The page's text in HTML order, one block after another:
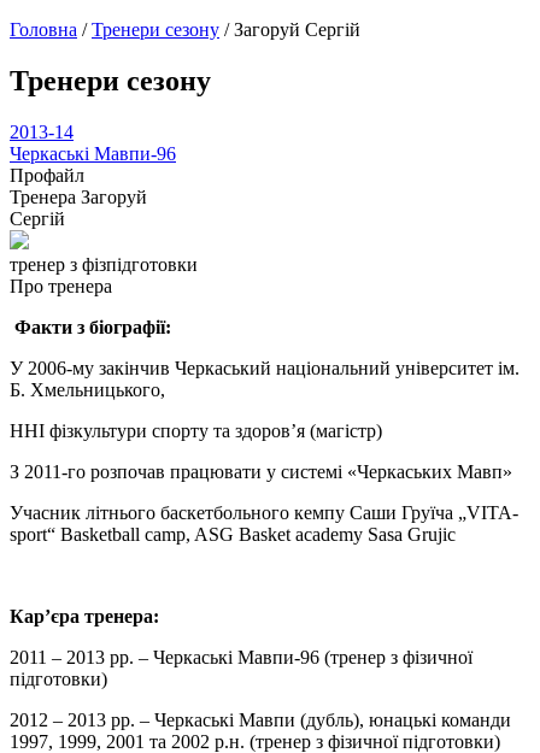
Головна /Тренери сезону /Загоруй Сергій
Тренери сезону
2013-14
Черкаські Мавпи-96
Профайл
Тренера Загоруй
Сергій
тренер з фізпідготовки
Про тренера
Факти з біографії:
У 2006-му закінчив Черкаський національний університет ім.
Б. Хмельницького,
ННІ фізкультури спорту та здоров’я (магістр)
З 2011-го розпочав працювати у системі «Черкаських Мавп»
Учасник літнього баскетбольного кемпу Саши Груїча „VITA-
sport“ Basketball camp, ASG Basket academy Sasa Grujic
Кар’єра тренера:
2011 – 2013 рр. – Черкаські Мавпи-96 (тренер з фізичної
підготовки)
2012 – 2013 рр. – Черкаські Мавпи (дубль), юнацькі команди
1997, 1999, 2001 та 2002 р.н. (тренер з фізичної підготовки)